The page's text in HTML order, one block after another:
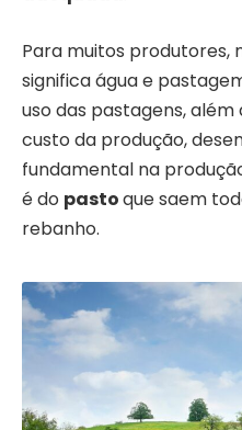
Para muitos produtores,
significa água e
uso das pastagens,
custo da produção,
fundamental na
é do pastoque saem
rebanho.